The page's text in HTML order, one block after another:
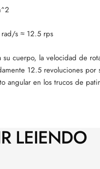
s ≈ 12.5 rps
su cuerpo, la velocidad de
12.5 revoluciones por
angular en los trucos de
LEIENDO